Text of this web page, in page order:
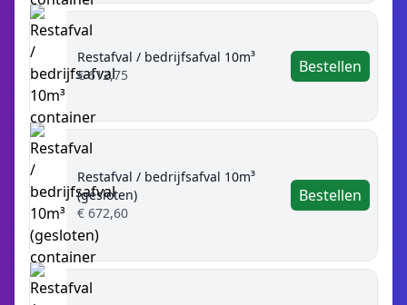
Restafval / bedrijfsafval 10m³
€ 612,75
Bestellen
Restafval / bedrijfsafval 10m³
(gesloten)
€ 672,60
Bestellen